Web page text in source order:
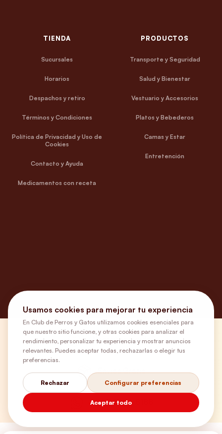
TIENDA
Sucursales
Horarios
Despachos y retiro
Términos y Condiciones
Política de Privacidad y Uso de
Cookies
Contacto y Ayuda
Medicamentos con receta
PRODUCTOS
Transporte y Seguridad
Salud y Bienestar
Vestuario y Accesorios
Platos y Bebederos
Camas y Estar
Entretención
¿Necesitas ayuda?
Envíos Gratis
+56 9 5646 8188
Usamos cookies para mejorar tu experiencia
En Club de Perros y Gatos utilizamos cookies esenciales para
que nuestro sitio funcione, y otras cookies para analizar el
rendimiento, personalizar tu experiencia y mostrar anuncios
relevantes. Puedes aceptar todas, rechazarlas o elegir tus
preferencias.
Rechazar Configurar preferencias
Aceptar todo